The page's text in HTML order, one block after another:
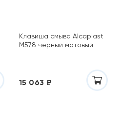
Клавиша смыва Alcaplast
M578 черный матовый
15 063 ₽